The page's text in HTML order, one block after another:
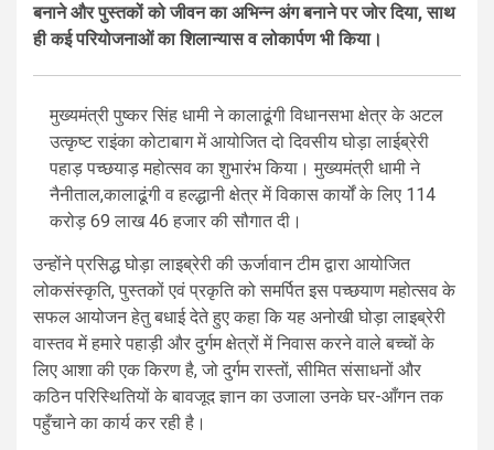
बनाने और पुस्तकों को जीवन का अभिन्न अंग बनाने पर जोर दिया, साथ
ही कई परियोजनाओं का शिलान्यास व लोकार्पण भी किया।
मुख्यमंत्री पुष्कर सिंह धामी ने कालाढूंगी विधानसभा क्षेत्र के अटल
उत्कृष्ट राइंका कोटाबाग में आयोजित दो दिवसीय घोड़ा लाईब्रेरी
पहाड़ पच्छयाड़ महोत्सव का शुभारंभ किया। मुख्यमंत्री धामी ने
नैनीताल,कालाढूंगी व हल्द्धानी क्षेत्र में विकास कार्यों के लिए 114
करोड़ 69 लाख 46 हजार की सौगात दी।
उन्होंने प्रसिद्ध घोड़ा लाइब्रेरी की ऊर्जावान टीम द्वारा आयोजित
लोकसंस्कृति, पुस्तकों एवं प्रकृति को समर्पित इस पच्छयाण महोत्सव के
सफल आयोजन हेतु बधाई देते हुए कहा कि यह अनोखी घोड़ा लाइब्रेरी
वास्तव में हमारे पहाड़ी और दुर्गम क्षेत्रों में निवास करने वाले बच्चों के
लिए आशा की एक किरण है, जो दुर्गम रास्तों, सीमित संसाधनों और
कठिन परिस्थितियों के बावजूद ज्ञान का उजाला उनके घर-आँगन तक
पहुँचाने का कार्य कर रही है।